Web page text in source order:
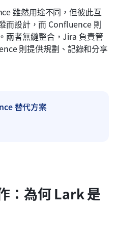
雖然用途不同，但彼此互
而設計，而 Confluence 則
兩者無縫整合，Jira 負責管
則提供規劃、記錄和分享
替代方案
：為何 Lark 是